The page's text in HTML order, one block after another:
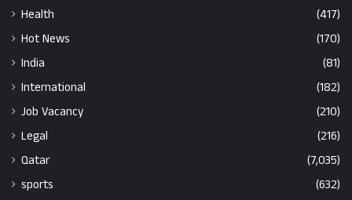
Health
(417)
Hot News
(170)
India
(81)
International
(182)
Job Vacancy
(210)
Legal
(216)
Qatar
(7,035)
sports
(632)